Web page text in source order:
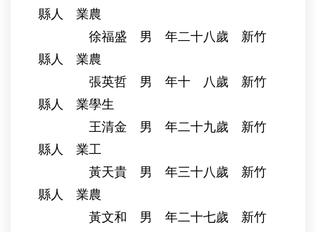
縣人 業農
徐福盛 男 年二十八歲 新竹
縣人 業農
張英哲 男 年十 八歲 新竹
縣人 業學生
王清金 男 年二十九歲 新竹
縣人 業工
黃天貴 男 年三十八歲 新竹
縣人 業農
黃文和 男 年二十七歲 新竹